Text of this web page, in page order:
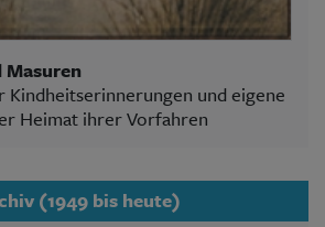
Masuren
und eigene
Heimat ihrer Vorfahren
(1949 bis heute)